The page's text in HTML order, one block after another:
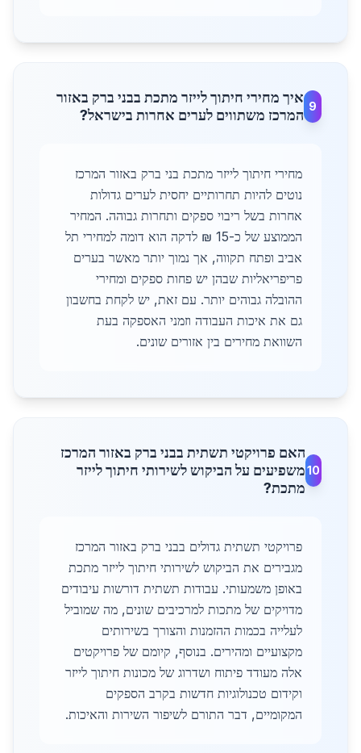
9
איך מחירי חיתוך לייזר מתכת בבני ברק באזור
המרכז משתווים לערים אחרות בישראל?
מחירי חיתוך לייזר מתכת בני ברק באזור המרכז
נוטים להיות תחרותיים יחסית לערים גדולות
אחרות בשל ריבוי ספקים ותחרות גבוהה. המחיר
הממוצע של כ-15 ₪ לדקה הוא דומה למחירי תל
אביב ופתח תקווה, אך נמוך יותר מאשר בערים
פריפריאליות שבהן יש פחות ספקים ומחירי
ההובלה גבוהים יותר. עם זאת, יש לקחת בחשבון
גם את איכות העבודה וזמני האספקה בעת
השוואת מחירים בין אזורים שונים.
10
האם פרויקטי תשתית בבני ברק באזור המרכז
משפיעים על הביקוש לשירותי חיתוך לייזר
מתכת?
פרויקטי תשתית גדולים בבני ברק באזור המרכז
מגבירים את הביקוש לשירותי חיתוך לייזר מתכת
באופן משמעותי. עבודות תשתית דורשות עיבודים
מדויקים של מתכות למרכיבים שונים, מה שמוביל
לעלייה בכמות ההזמנות והצורך בשירותים
מקצועיים ומהירים. בנוסף, קיומם של פרויקטים
אלה מעודד פיתוח ושדרוג של מכונות חיתוך לייזר
וקידום טכנולוגיות חדשות בקרב הספקים
המקומיים, דבר התורם לשיפור השירות והאיכות.